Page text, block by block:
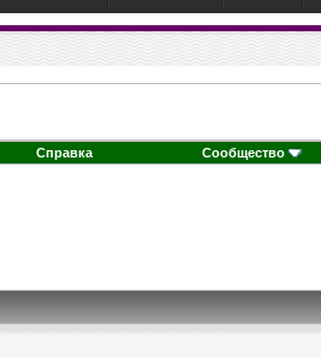
Справка Сообщество